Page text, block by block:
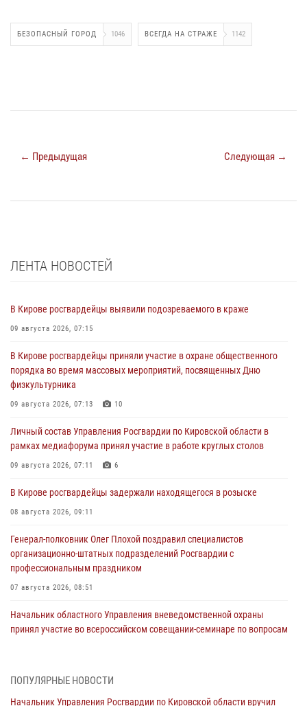
БЕЗОПАСНЫЙ ГОРОД 1046 ВСЕГДА НА СТРАЖЕ 1142
← Предыдущая Следующая →
ЛЕНТА НОВОСТЕЙ
В Кирове росгвардейцы выявили подозреваемого в краже
09 августа 2026, 07:15
В Кирове росгвардейцы приняли участие в охране общественного
порядка во время массовых мероприятий, посвященных Дню
физкультурника
09 августа 2026, 07:13 10
Личный состав Управления Росгвардии по Кировской области в
рамках медиафорума принял участие в работе круглых столов
09 августа 2026, 07:11 6
В Кирове росгвардейцы задержали находящегося в розыске
08 августа 2026, 09:11
Генерал-полковник Олег Плохой поздравил специалистов
организационно-штатных подразделений Росгвардии с
профессиональным праздником
07 августа 2026, 08:51
Начальник областного Управления вневедомственной охраны
принял участие во всероссийском совещании-семинаре по вопросам
ПОПУЛЯРНЫЕ НОВОСТИ
Начальник Управления Росгвардии по Кировской области вручил